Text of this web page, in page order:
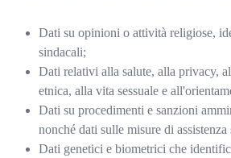
Dati su opinioni o attività religiose,
sindacali;
Dati relativi alla salute, alla privacy,
etnica, alla vita sessuale e
Dati su procedimenti e sanzioni
nonché dati sulle misure di assistenza
Dati genetici e biometrici che